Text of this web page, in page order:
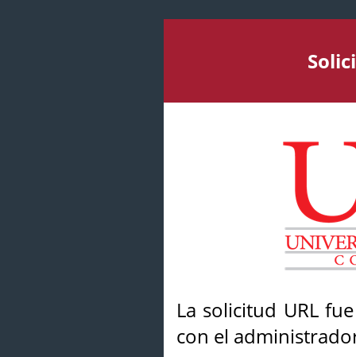
La solicitud URL
con el